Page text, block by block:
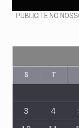
PUBLICITE NO
S T
3
4